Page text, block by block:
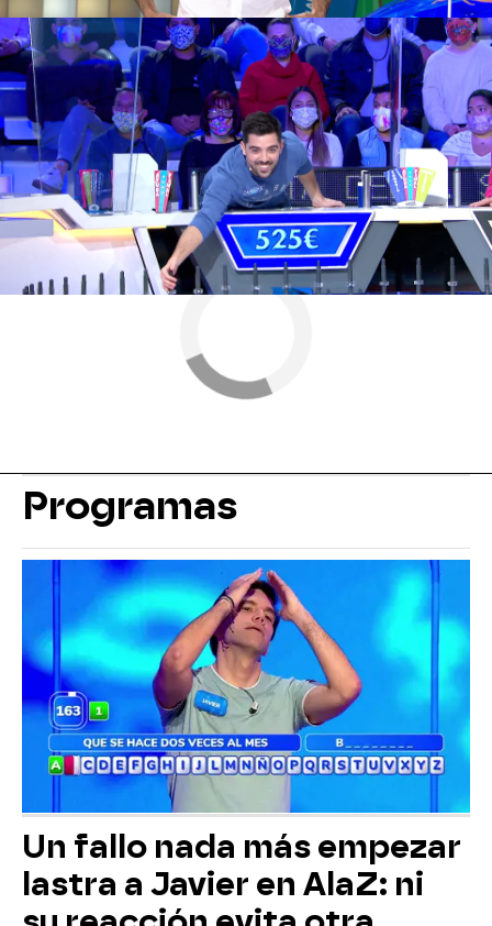
laura moure Jorge Fernández
Antena 3 » Programas » La ruleta de la suerte » Noticias
Programas
Un fallo nada más empezar
lastra a Javier en AlaZ: ni